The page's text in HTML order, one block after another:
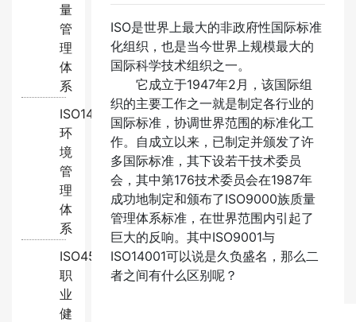
量
管
理
体
系
ISO14001:2015
环
境
管
理
体
系
ISO45001:2018
职
业
健
ISO是世界上最大的非政府性国际标准
化组织，也是当今世界上规模最大的
国际科学技术组织之一。
它成立于1947年2月，该国际组
织的主要工作之一就是制定各行业的
国际标准，协调世界范围的标准化工
作。自成立以来，已制定并颁发了许
多国际标准，其下设若干技术委员
会，其中第176技术委员会在1987年
成功地制定和颁布了ISO9000族质量
管理体系标准，在世界范围内引起了
巨大的反响。其中ISO9001与
ISO14001可以说是久负盛名，那么二
者之间有什么区别呢？